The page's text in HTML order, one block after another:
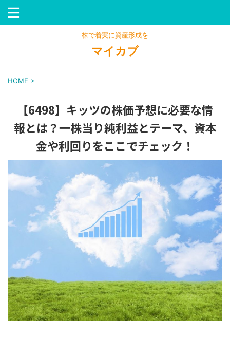
株で着実に資産形成を
マイカブ
HOME >
【6498】キッツの株価予想に必要な情
報とは？一株当り純利益とテーマ、資本
金や利回りをここでチェック！